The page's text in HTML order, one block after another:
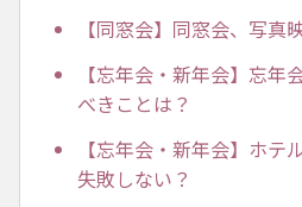
【同窓会】同窓会、写真
【忘年会・新年会】忘年
べきことは？
【忘年会・新年会】ホテ
失敗しない？